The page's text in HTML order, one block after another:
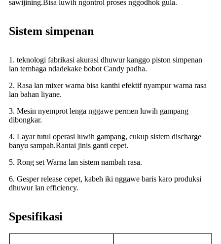
sawijining.Bisa luwih ngontrol proses nggodhok gula.
Sistem simpenan
1. teknologi fabrikasi akurasi dhuwur kanggo piston simpenan
lan tembaga ndadekake bobot Candy padha.
2. Rasa lan mixer warna bisa kanthi efektif nyampur warna rasa
lan bahan liyane.
3. Mesin nyemprot lenga nggawe permen luwih gampang
dibongkar.
4. Layar tutul operasi luwih gampang, cukup sistem discharge
banyu sampah.Rantai jinis ganti cepet.
5. Rong set Warna lan sistem nambah rasa.
6. Gesper release cepet, kabeh iki nggawe baris karo produksi
dhuwur lan efficiency.
Spesifikasi